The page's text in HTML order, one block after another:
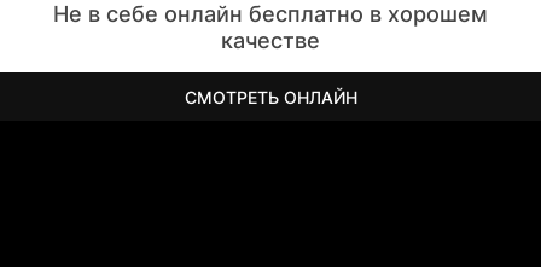
Не в себе онлайн бесплатно в хорошем
качестве
СМОТРЕТЬ ОНЛАЙН